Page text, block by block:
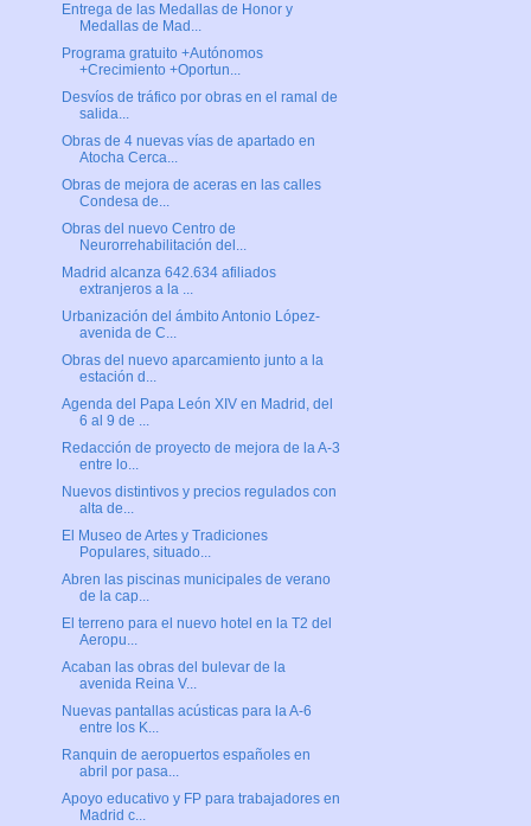
Entrega de las Medallas de Honor y
Medallas de Mad...
Programa gratuito +Autónomos
+Crecimiento +Oportun...
Desvíos de tráfico por obras en el ramal de
salida...
Obras de 4 nuevas vías de apartado en
Atocha Cerca...
Obras de mejora de aceras en las calles
Condesa de...
Obras del nuevo Centro de
Neurorrehabilitación del...
Madrid alcanza 642.634 afiliados
extranjeros a la ...
Urbanización del ámbito Antonio López-
avenida de C...
Obras del nuevo aparcamiento junto a la
estación d...
Agenda del Papa León XIV en Madrid, del
6 al 9 de ...
Redacción de proyecto de mejora de la A-3
entre lo...
Nuevos distintivos y precios regulados con
alta de...
El Museo de Artes y Tradiciones
Populares, situado...
Abren las piscinas municipales de verano
de la cap...
El terreno para el nuevo hotel en la T2 del
Aeropu...
Acaban las obras del bulevar de la
avenida Reina V...
Nuevas pantallas acústicas para la A-6
entre los K...
Ranquin de aeropuertos españoles en
abril por pasa...
Apoyo educativo y FP para trabajadores en
Madrid c...